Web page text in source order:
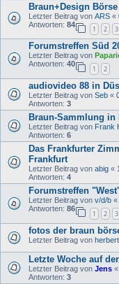
Braun+Design Börse
Letzter Beitrag von ARS «
Antworten: 84
1 2 3
Forumstreffen Süd
Letzter Beitrag von
Antworten: 40
1 2
audiovideo 88 in
Letzter Beitrag von Seb «
Antworten: 3
Braun-Sammlung
Letzter Beitrag von Frank
Antworten: 6
Das Frankfurter
Frankfurt
Letzter Beitrag von abig «
Antworten: 4
Forumstreffen
Letzter Beitrag von v/d/b «
Antworten: 86
1 2 3
fotos der braun
Letzter Beitrag von herbert
Letzte Woche auf
Letzter Beitrag von Jens «
Antworten: 3